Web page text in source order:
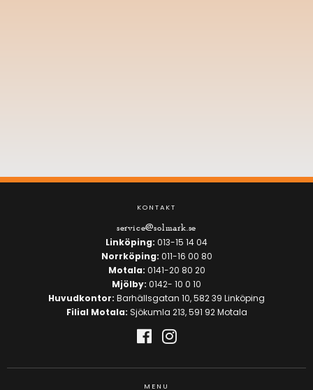
KONTAKT
service@solmark.se
Linköping: 013-15 14 04
Norrköping: 011-16 00 80
Motala: 0141-20 80 20
Mjölby: 0142- 10 0 10
Huvudkontor: Barhällsgatan 10, 582 39 Linköping
Filial Motala: Sjökumla 213, 591 92 Motala
MENU